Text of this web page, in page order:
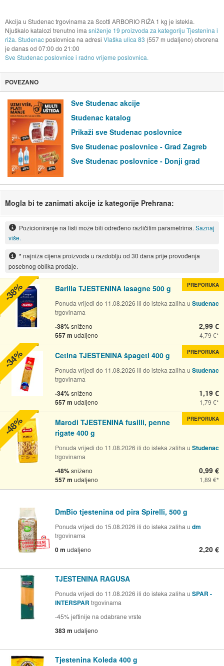
Akcija u Studenac trgovinama za Scotti ARBORIO RIŽA 1 kg je istekla.
Njuškalo katalozi trenutno ima sniženje 19 proizvoda za kategoriju Tjestenina i
riža. Studenacposlovnica na adresi Vlaška ulica 83 (557 m udaljeno) otvorena
je danas od 07:00 do 21:00
Sve Studenac poslovnice i radno vrijeme poslovnica.
POVEZANO
Sve Studenac akcije
Studenac katalog
Prikaži sve Studenac poslovnice
Sve Studenac poslovnice - Grad Zagreb
Sve Studenac poslovnice - Donji grad
Mogla bi te zanimati akcije iz kategorije Prehrana:
Pozicioniranje na listi može biti određeno različitim parametrima. Saznaj
više.
* najniža cijena proizvoda u razdoblju od 30 dana prije provođenja
posebnog oblika prodaje.
Barilla TJESTENINA lasagne 500 g
Ponuda vrijedi do 11.08.2026 ili do isteka zaliha u Studenac
trgovinama
-38%sniženo
557 m udaljeno
2,99 €
4,79 €
PREPORUKA
-38%
Cetina TJESTENINA špageti 400 g
Ponuda vrijedi do 11.08.2026 ili do isteka zaliha u Studenac
trgovinama
-34%sniženo
557 m udaljeno
1,19 €
1,79 €
PREPORUKA
-34%
Marodi TJESTENINA fusilli, penne
rigate 400 g
Ponuda vrijedi do 11.08.2026 ili do isteka zaliha u Studenac
trgovinama
-48%sniženo
557 m udaljeno
0,99 €
1,89 €
PREPORUKA
-48%
DmBio tjestenina od pira Spirelli, 500 g
Ponuda vrijedi do 15.08.2026 ili do isteka zaliha u dm
trgovinama
0 m udaljeno 2,20 €
TJESTENINA RAGUSA
Ponuda vrijedi do 11.08.2026 ili do isteka zaliha u SPAR -
INTERSPAR trgovinama
-45% jeftinije na odabrane vrste
383 m udaljeno
Tjestenina Koleda 400 g